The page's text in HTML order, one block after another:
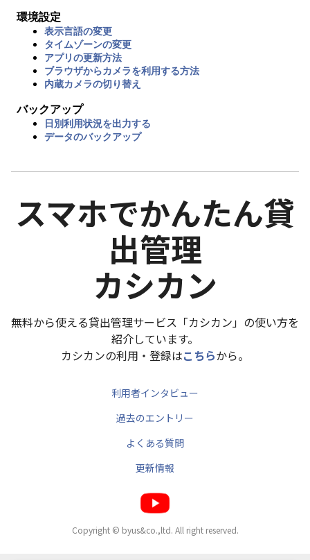
環境設定
表示言語の変更
タイムゾーンの変更
アプリの更新方法
ブラウザからカメラを利用する方法
内蔵カメラの切り替え
バックアップ
日別利用状況を出力する
データのバックアップ
スマホでかんたん貸
出管理
カシカン
無料から使える貸出管理サービス「カシカン」の使い方を
紹介しています。
カシカンの利用・登録はこちらから。
利用者インタビュー
過去のエントリー
よくある質問
更新情報
Copyright © byus&co.,ltd. All right reserved.